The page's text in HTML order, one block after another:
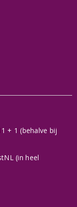
+ 1 (behalve bij
(in heel